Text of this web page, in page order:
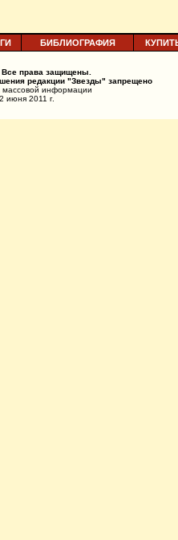
БИБЛИОГРАФИЯ
права защищены.
редакции "Звезды" запрещено
массовой информации
2011 г.